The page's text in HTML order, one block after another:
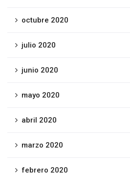
octubre 2020
julio 2020
junio 2020
mayo 2020
abril 2020
marzo 2020
febrero 2020